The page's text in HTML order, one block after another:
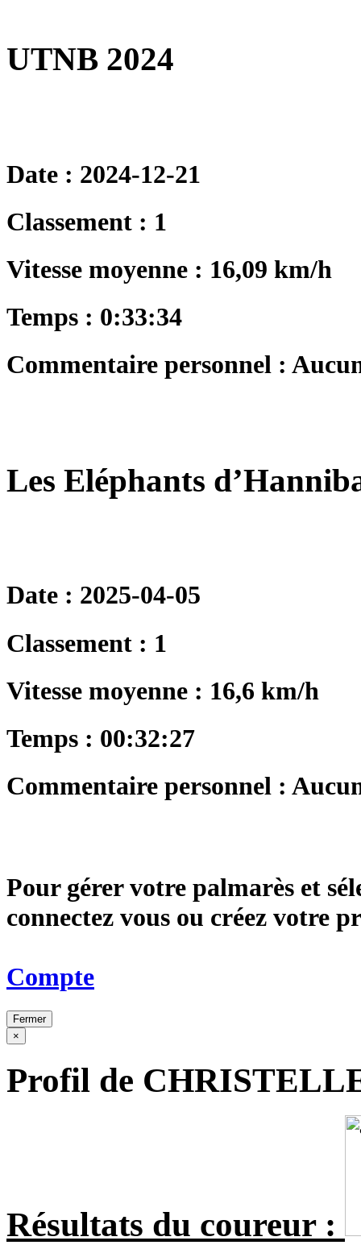
UTNB 2024
Date : 2024-12-21
Classement : 1
Vitesse moyenne : 16,09 km/h
Temps : 0:33:34
Commentaire personnel :
Les Eléphants
Date : 2025-04-05
Classement : 1
Vitesse moyenne : 16,6 km/h
Temps : 00:32:27
Commentaire personnel :
Pour gérer votre palmarès et
connectez vous ou créez votre
Compte
Fermer
×
Profil de
Résultats du coureur :